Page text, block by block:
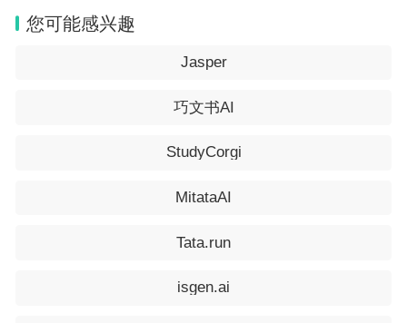
您可能感兴趣
Jasper
巧文书AI
StudyCorgi
MitataAI
Tata.run
isgen.ai